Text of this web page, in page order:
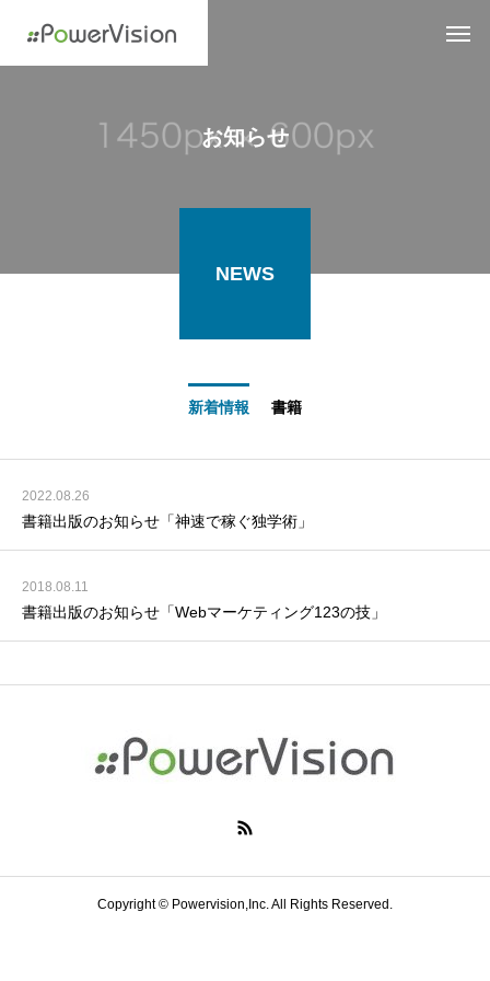
お知らせ
NEWS
新着情報 書籍
2022.08.26
書籍出版のお知らせ「神速で稼ぐ独学術」
2018.08.11
書籍出版のお知らせ「Webマーケティング123の技」
Copyright © Powervision,Inc. All Rights Reserved.